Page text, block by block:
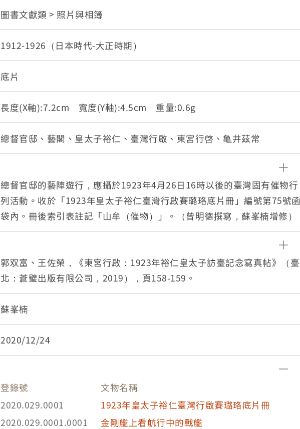
圖書文獻類 > 照片與相簿
1912-1926（日本時代-大正時期）
底片
長度(X軸):7.2cm 寬度(Y軸):4.5cm 重量:0.6g
總督官邸、藝閣、皇太子裕仁、臺灣行啟、東宮行啓、亀井茲常
總督官邸的藝陣遊行，應攝於1923年4月26日16時以後的臺灣固有催物行
列活動。收於「1923年皇太子裕仁臺灣行啟賽璐珞底片冊」編號第75號函
袋內。冊後索引表註記「山牟（催物）」。（曾明德撰寫，蘇峯楠增修）
郭双富、王佐榮，《東宮行啟：1923年裕仁皇太子訪臺記念寫真帖》（臺
北：蒼璧出版有限公司，2019），頁158-159。
蘇峯楠
2020/12/24
登錄號
文物名稱
2020.029.0001
1923年皇太子裕仁臺灣行啟賽璐珞底片冊
2020.029.0001.0001
金剛艦上看航行中的戰艦